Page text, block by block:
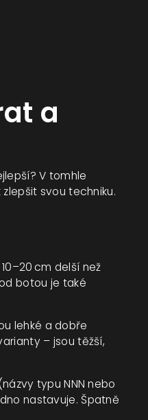
a
V tomhle
svou techniku.
cm delší než
botou je také
lehké a dobře
– jsou těžší,
typu NNN nebo
nastavuje. Špatně